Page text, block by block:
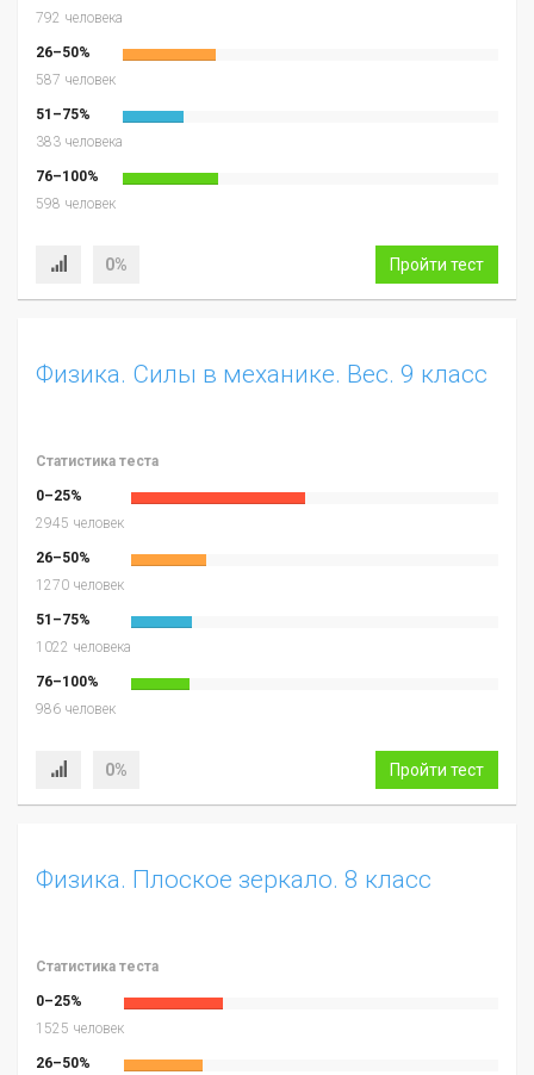
792 человека
26–50%
587 человек
51–75%
383 человека
76–100%
598 человек
0% Пройти тест
Физика. Силы в механике. Вес. 9 класс
Статистика теста
0–25%
2945 человек
26–50%
1270 человек
51–75%
1022 человека
76–100%
986 человек
0% Пройти тест
Физика. Плоское зеркало. 8 класс
Статистика теста
0–25%
1525 человек
26–50%